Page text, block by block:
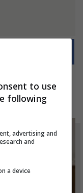
to use
following
advertising and
and
a device